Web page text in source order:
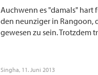
Auchwenn es "damals" hart
den neunziger in Rangoon,
gewesen zu sein. Trotzdem
Singha, 11. Juni 2013